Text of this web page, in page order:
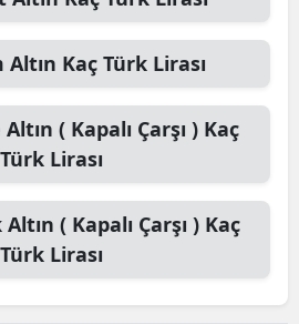
Altın Kaç Türk Lirası
( Kapalı Çarşı ) Kaç
Türk Lirası
( Kapalı Çarşı ) Kaç
Türk Lirası